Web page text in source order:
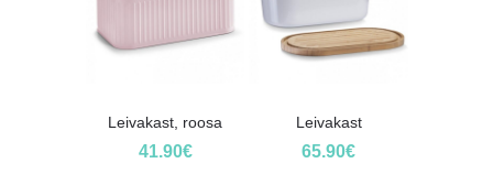
Leivakast, roosa
41.90€
Leivakast
65.90€